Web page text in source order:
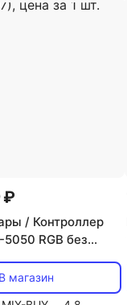
₽
/ Контроллер
RGB без
цена за 1 шт.
В магазин